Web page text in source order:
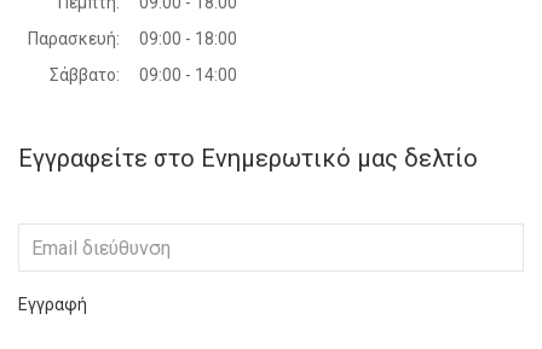
Παρασκευή:
09:00 - 18:00
Σάββατο:
09:00 - 14:00
Εγγραφείτε στο Ενημερωτικό μας δελτίο
Εγγραφή